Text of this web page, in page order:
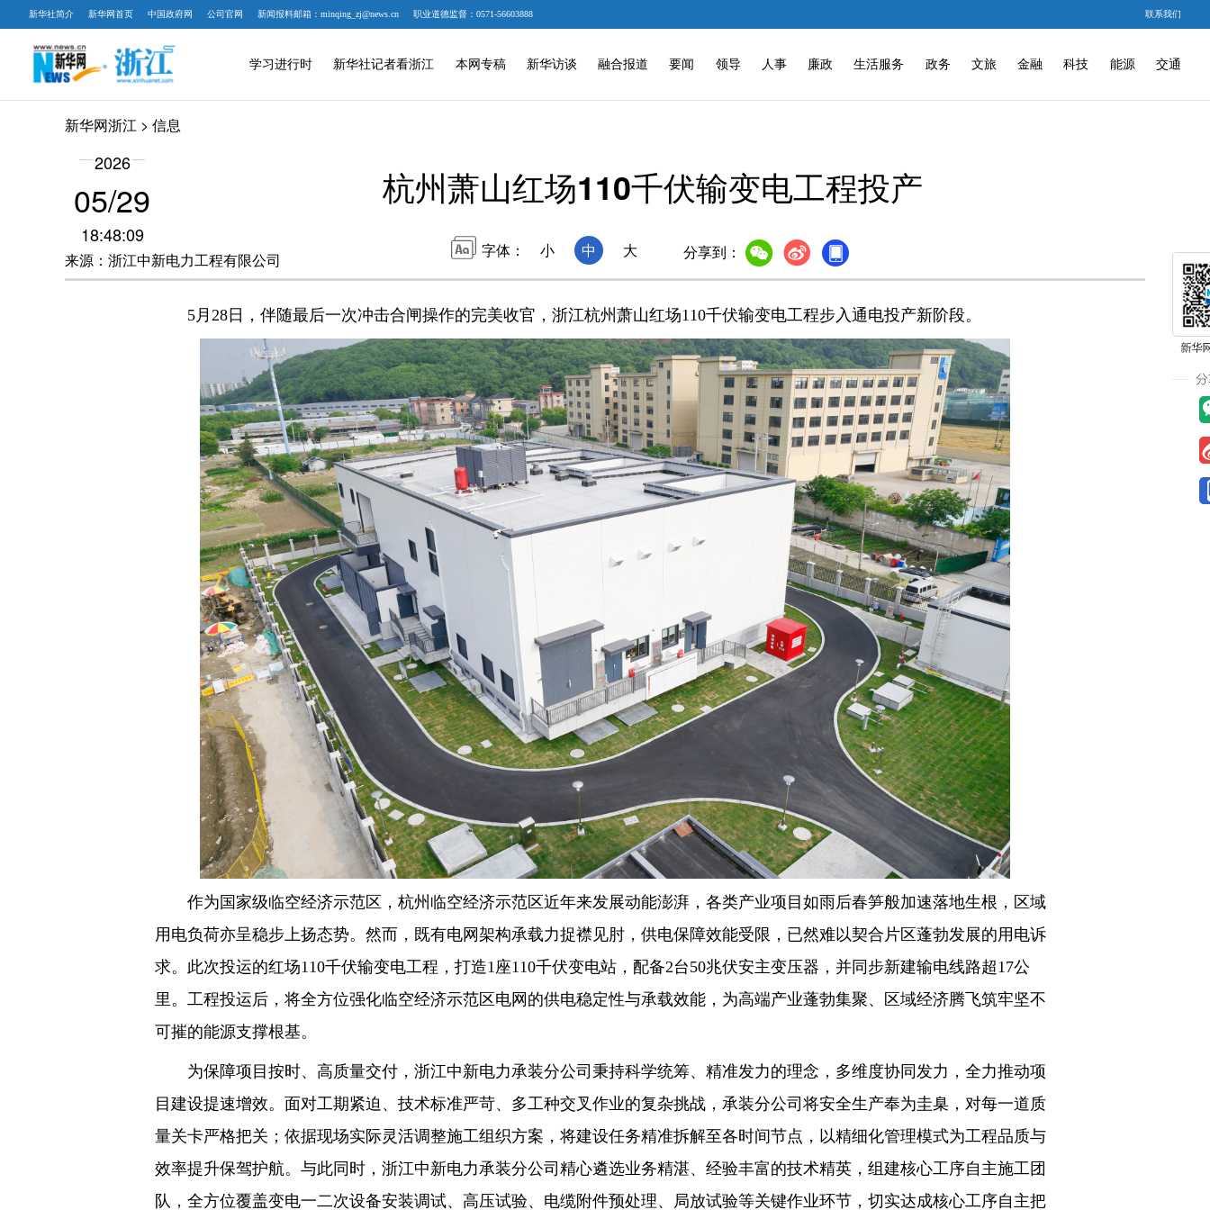
新华社简介 新华网首页 中国政府网 公司官网 新闻报料邮箱：minqing_zj@news.cn 职业道德监督：0571-56603888 联系我们
学习进行时 新华社记者看浙江 本网专稿 新华访谈 融合报道 要闻 领导 人事 廉政 生活服务 政务 文旅 金融 科技 能源 交通
新华网浙江 > 信息
2026
05/29
18:48:09
来源：浙江中新电力工程有限公司
杭州萧山红场110千伏输变电工程投产
字体： 小 中 大 分享到：
5月28日，伴随最后一次冲击合闸操作的完美收官，浙江杭州萧山红场110千伏输变电工程步入通电投产新阶段。
作为国家级临空经济示范区，杭州临空经济示范区近年来发展动能澎湃，各类产业项目如雨后春笋般加速落地生根，区域
用电负荷亦呈稳步上扬态势。然而，既有电网架构承载力捉襟见肘，供电保障效能受限，已然难以契合片区蓬勃发展的用电诉
求。此次投运的红场110千伏输变电工程，打造1座110千伏变电站，配备2台50兆伏安主变压器，并同步新建输电线路超17公
里。工程投运后，将全方位强化临空经济示范区电网的供电稳定性与承载效能，为高端产业蓬勃集聚、区域经济腾飞筑牢坚不
可摧的能源支撑根基。
为保障项目按时、高质量交付，浙江中新电力承装分公司秉持科学统筹、精准发力的理念，多维度协同发力，全力推动项
目建设提速增效。面对工期紧迫、技术标准严苛、多工种交叉作业的复杂挑战，承装分公司将安全生产奉为圭臬，对每一道质
量关卡严格把关；依据现场实际灵活调整施工组织方案，将建设任务精准拆解至各时间节点，以精细化管理模式为工程品质与
效率提升保驾护航。与此同时，浙江中新电力承装分公司精心遴选业务精湛、经验丰富的技术精英，组建核心工序自主施工团
队，全方位覆盖变电一二次设备安装调试、高压试验、电缆附件预处理、局放试验等关键作业环节，切实达成核心工序自主把